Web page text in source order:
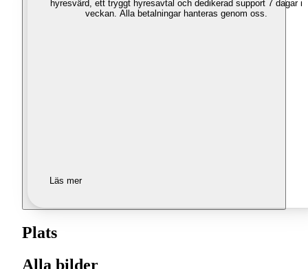
hyresvärd, ett tryggt hyresavtal och dedikerad support 7 dagar i
veckan. Alla betalningar hanteras genom oss.
Läs mer
Plats
Alla bilder